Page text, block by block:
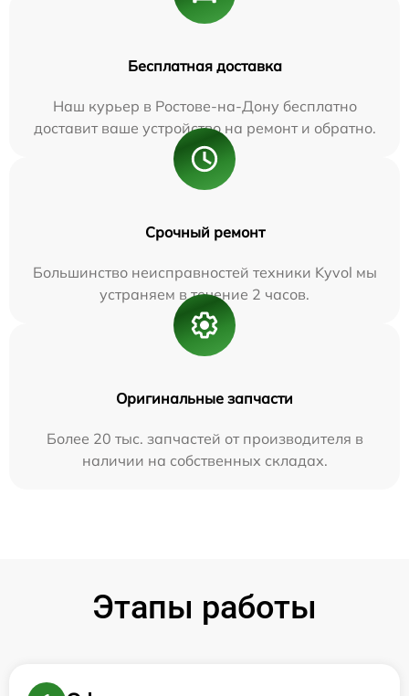
Бесплатная доставка
Наш курьер в Ростове-на-Дону бесплатно
доставит ваше устройство на ремонт и обратно.
Срочный ремонт
Большинство неисправностей техники Kyvol мы
устраняем в течение 2 часов.
Оригинальные запчасти
Более 20 тыс. запчастей от производителя в
наличии на собственных складах.
Этапы работы